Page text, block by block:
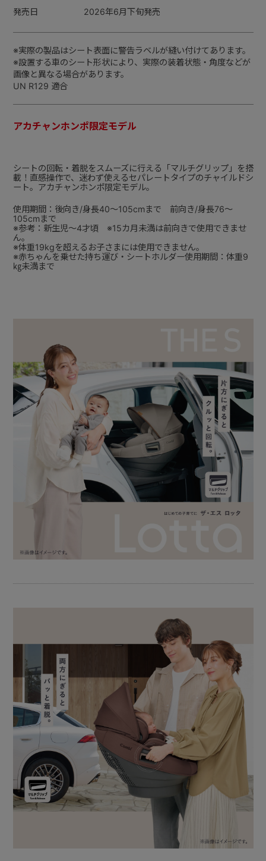
発売日 2026年6月下旬発売
※実際の製品はシート表面に警告ラベルが縫い付けてあります。
※設置する車のシート形状により、実際の装着状態・角度などが
画像と異なる場合があります。
UN R129 適合
アカチャンホンポ限定モデル
シートの回転・着脱をスムーズに行える「マルチグリップ」を搭
載！直感操作で、迷わず使えるセパレートタイプのチャイルドシ
ート。アカチャンホンポ限定モデル。
使用期間：後向き/身長40～105cmまで 前向き/身長76～
105cmまで
※参考：新生児～4才頃 ※15カ月未満は前向きで使用できませ
ん。
※体重19kgを超えるお子さまには使用できません。
※赤ちゃんを乗せた持ち運び・シートホルダー使用期間：体重9
㎏未満まで